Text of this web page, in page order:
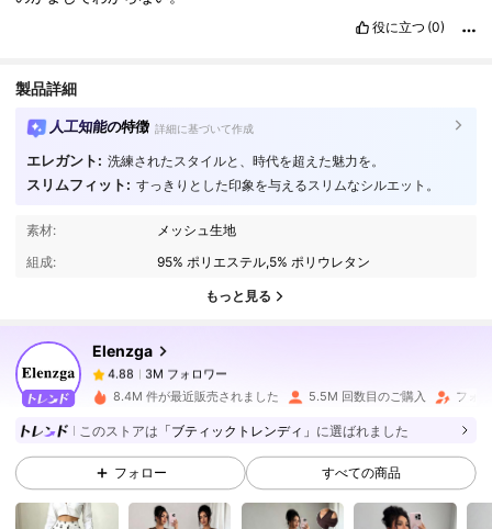
役に立つ (0)
製品詳細
人工知能の特徴 詳細に基づいて作成
エレガント: 洗練されたスタイルと、時代を超えた魅力を。
スリムフィット: すっきりとした印象を与えるスリムなシルエット。
素材:
メッシュ生地
組成:
95% ポリエステル,5% ポリウレタン
もっと見る
Elenzga
4.88
3M フォロワー
8***6は1日前 に購入しました
4.88 3M フォロワー
4.88 3M フォロワー
8.4M 件が最近販売されました 5.5M 回数目のご購入 フォ
このストアは 「ブティックトレンディ」 に選ばれました
フォロー すべての商品